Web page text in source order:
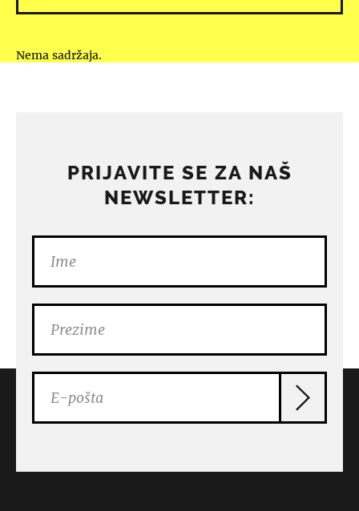
Nema sadržaja.
PRIJAVITE SE ZA NAŠ
NEWSLETTER: